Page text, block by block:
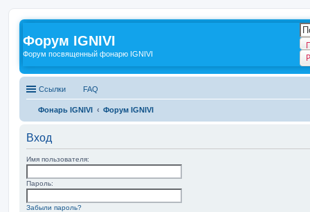
Форум IGNIVI
Форум посвященный фонарю IGNIVI
Ссылки FAQ
Фонарь IGNIVI Форум IGNIVI
Вход
Имя пользователя:
Пароль:
Забыли пароль?